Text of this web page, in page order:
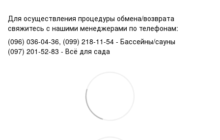
Для осуществления процедуры обмена/возврата
свяжитесь с нашими менеджерами по телефонам:
(096) 036-04-36, (099) 218-11-54 - Бассейны/сауны
(097) 201-52-83 - Всё для сада